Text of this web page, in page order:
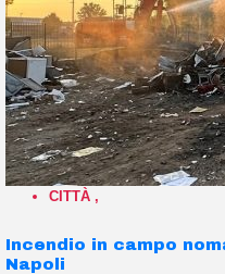
CITTÀ ,
Incendio in campo
Napoli